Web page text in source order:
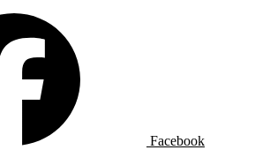
Facebook